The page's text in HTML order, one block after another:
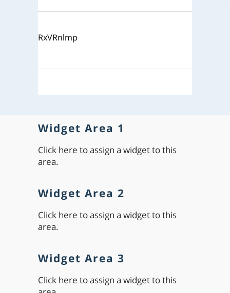
RxVRnlmp
Widget Area 1
Click here to assign a widget to this
area.
Widget Area 2
Click here to assign a widget to this
area.
Widget Area 3
Click here to assign a widget to this